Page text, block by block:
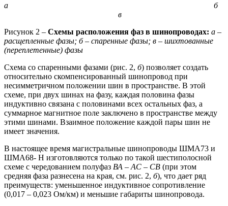
а б
в
Рисунок 2 – Схемы расположения фаз в шинопроводах: а –
расщепленные фазы; б – спаренные фазы; в – шихтованные
(переплетенные) фазы
Схема со спаренными фазами (рис. 2, б) позволяет создать
относительно скомпенсированный шинопровод при
несимметричном положении шин в пространстве. В этой
схеме, при двух шинах на фазу, каждая половина фазы
индуктивно связана с половинами всех остальных фаз, а
суммарное магнитное поле заключено в пространстве между
этими шинами. Взаимное положение каждой пары шин не
имеет значения.
В настоящее время магистральные шинопроводы ШМА73 и
ШМА68- Н изготовляются только по такой шестиполосной
схеме с чередованием полуфаз ВА – AC – CB (при этом
средняя фаза разнесена на края, см. рис. 2, б), что дает ряд
преимуществ: уменьшенное индуктивное сопротивление
(0,017 – 0,023 Ом/км) и меньшие габариты шинопровода.